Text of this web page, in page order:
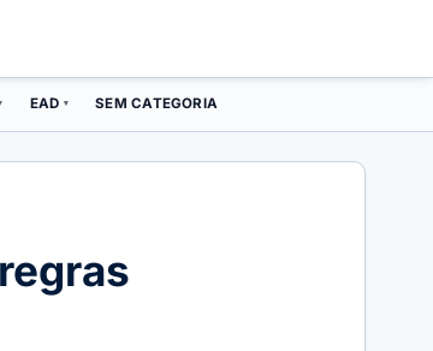
EAD ▾ SEM CATEGORIA